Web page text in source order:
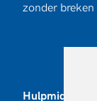
zonder breken
Hulpmiddelen